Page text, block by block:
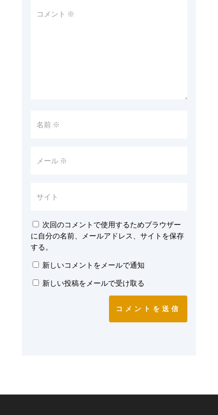
次回のコメントで使用するためブラウザー
に自分の名前、メールアドレス、サイトを保存
する。
新しいコメントをメールで通知
新しい投稿をメールで受け取る
コメントを送信